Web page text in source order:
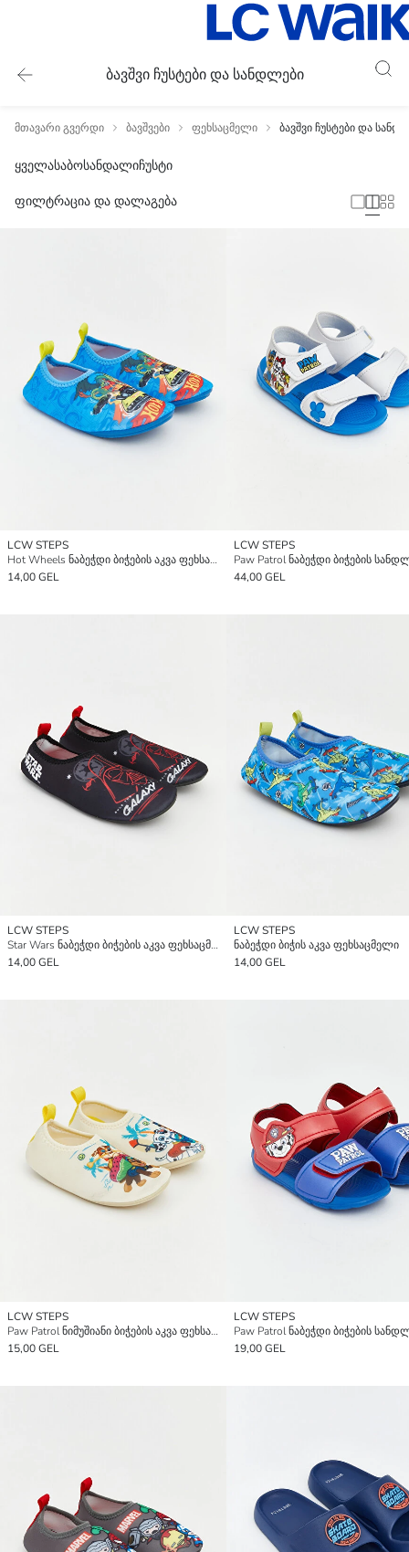
ბავშვი ჩუსტები და სანდლები
მთავარი გვერდი ბავშვები ფეხსაცმელი ბავშვი ჩუსტები და
ყველასაბოსანდალიჩუსტი
ფილტრაცია და დალაგება
LCW STEPS
Hot Wheels ნაბეჭდი ბიჭების აკვა ფეხსაცმელი
14,00 GEL
LCW STEPS
Paw Patrol ნაბეჭდი ბიჭების
44,00 GEL
LCW STEPS
Star Wars ნაბეჭდი ბიჭების აკვა ფეხსაცმელი
14,00 GEL
LCW STEPS
ნაბეჭდი ბიჭის აკვა ფეხსაცმელი
14,00 GEL
LCW STEPS
Paw Patrol ნიმუშიანი ბიჭების აკვა ფეხსაცმელი
15,00 GEL
LCW STEPS
Paw Patrol ნაბეჭდი ბიჭების
19,00 GEL